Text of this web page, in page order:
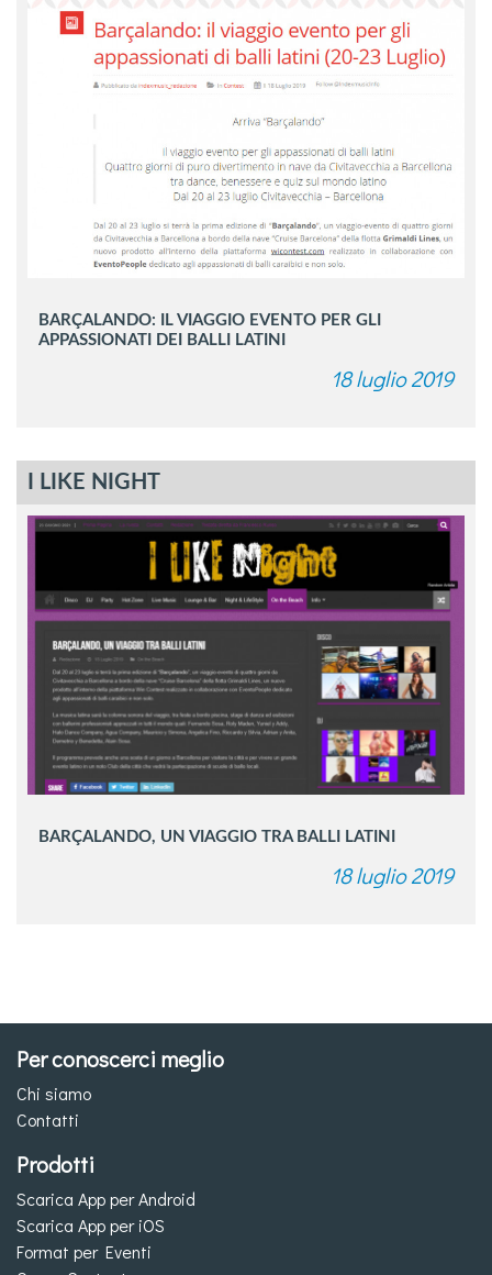
BARÇALANDO: IL VIAGGIO EVENTO PER GLI
APPASSIONATI DEI BALLI LATINI
18 luglio 2019
I LIKE NIGHT
BARÇALANDO, UN VIAGGIO TRA BALLI LATINI
18 luglio 2019
Per conoscerci meglio
Chi siamo
Contatti
Prodotti
Scarica App per Android
Scarica App per iOS
Format per Eventi